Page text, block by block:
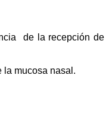
de la recepción de
la mucosa nasal.